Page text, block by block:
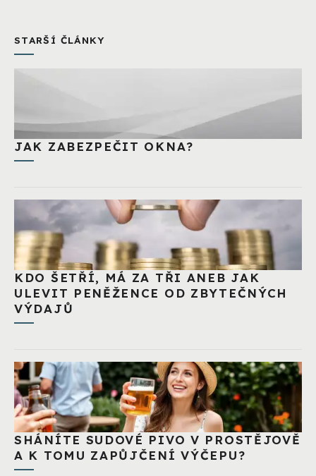
STARŠÍ ČLÁNKY
JAK ZABEZPEČIT OKNA?
KDO ŠETŘÍ, MÁ ZA TŘI ANEB JAK
ULEVIT PENĚŽENCE OD ZBYTEČNÝCH
VÝDAJŮ
SHÁNÍTE SUDOVÉ PIVO V PROSTĚJOVĚ
A K TOMU ZAPŮJČENÍ VÝČEPU?